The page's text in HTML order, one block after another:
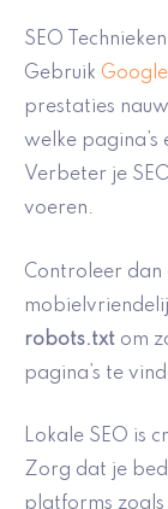
SEO
Gebruik
prestaties
welke
Verbeter je
voeren.
Controleer dan
robots.txt om
pagina’s te
Lokale SEO is
Zorg dat je
platforms zoals